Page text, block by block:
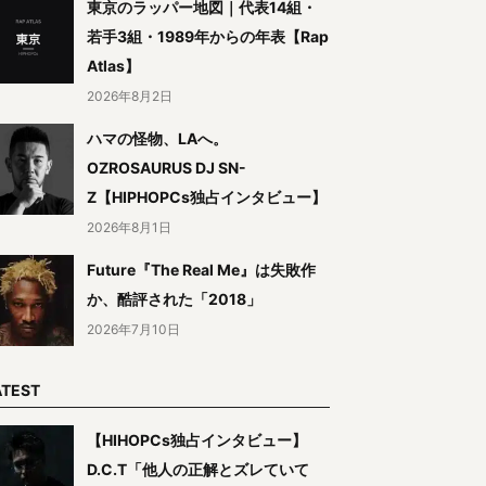
東京のラッパー地図｜代表14組・
若手3組・1989年からの年表【Rap
Atlas】
2026年8月2日
ハマの怪物、LAへ。
OZROSAURUS DJ SN-
Z【HIPHOPCs独占インタビュー】
2026年8月1日
Future『The Real Me』は失敗作
か、酷評された「2018」
2026年7月10日
【HIHOPCs独占インタビュー】
D.C.T「他人の正解とズレていて